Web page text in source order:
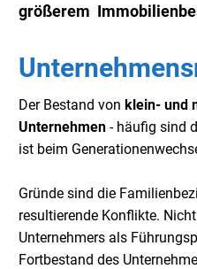
größerem
Der Bestand von klein- und
Unternehmen - häufig sind
ist beim
Gründe sind die
resultierende Konflikte.
Unternehmers als
Fortbestand des